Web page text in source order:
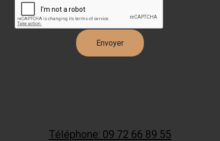
Téléphone: 09 72 66 89 55